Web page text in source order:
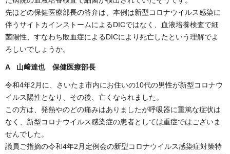
先ほどの保健医療部長の答弁は、本例は新型コロナウイルス感染に
伴うサイトカインストームによるDICではなく、血液培養検査で細
菌陽性、すなわち敗血症によるDICにより死亡したという理解でよ
ろしいでしょうか。
A 山﨑達也 保健医療部長
令和4年2月に、さいたま市内にお住いの10代の男性が新型コロナウ
イルス陽性となり、その後、亡くなられました。
この方は、発熱やのどの痛みはありましたが呼吸器に重篤な症状は
なく、新型コロナウイルス感染症の患者としては重症ではございま
せんでした。
議員ご指摘の令和4年2月定例会の新型コロナウイルス感染症対策特